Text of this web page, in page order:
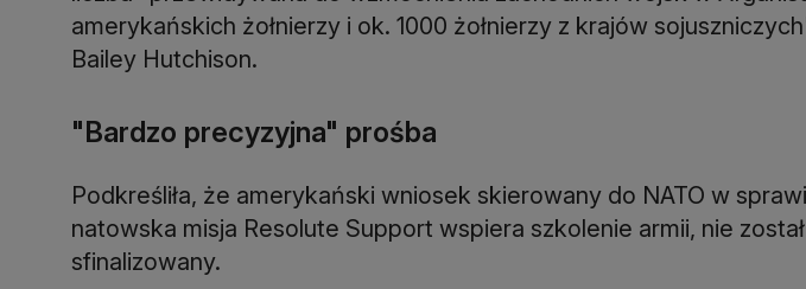
amerykańskich żołnierzy i ok. 1000 żołnierzy z krajów
Bailey Hutchison.
"Bardzo precyzyjna" prośba
Podkreśliła, że amerykański wniosek skierowany do NATO w
natowska misja Resolute Support wspiera szkolenie armii, nie
sfinalizowany.